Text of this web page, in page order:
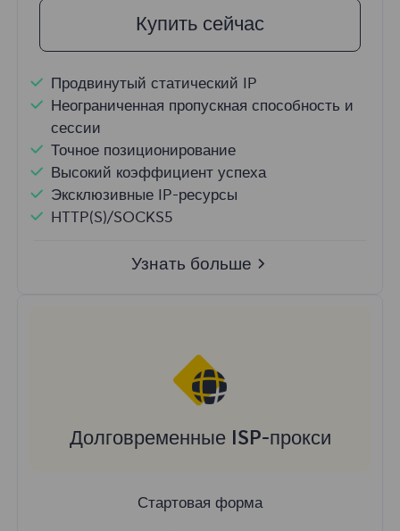
Купить сейчас
Продвинутый статический IP
Неограниченная пропускная способность и
сессии
Точное позиционирование
Высокий коэффициент успеха
Эксклюзивные IP-ресурсы
HTTP(S)/SOCKS5
Узнать больше
Долговременные ISP-прокси
Стартовая форма